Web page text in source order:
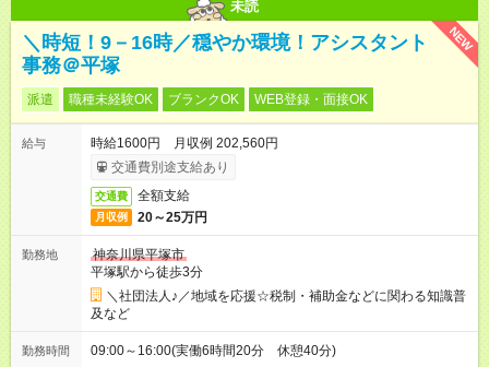
未読
NEW
＼時短！9－16時／穏やか環境！アシスタント
事務＠平塚
派遣 職種未経験OK ブランクOK WEB登録・面接OK
給与
時給1600円 月収例 202,560円
交通費別途支給あり
交通費 全額支給
月収例 20～25万円
勤務地
神奈川県平塚市
平塚駅から徒歩3分
＼社団法人♪／地域を応援☆税制・補助金などに関わる知識普
及など
勤務時間 09:00～16:00(実働6時間20分 休憩40分)